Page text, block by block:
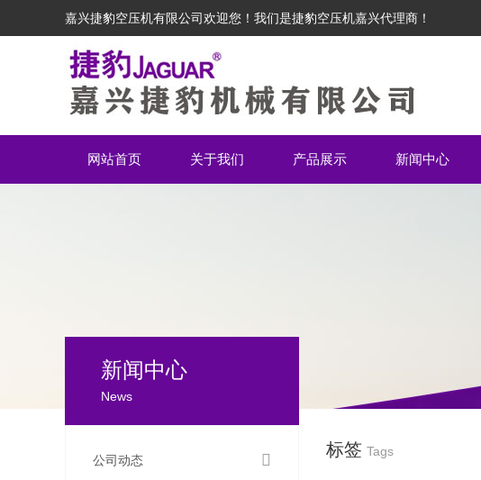
嘉兴捷豹空压机有限公司欢迎您！我们是捷豹空压机嘉兴代理商！
网站首页 关于我们 产品展示 新闻中心
新闻中心
News
公司动态
标签 Tags